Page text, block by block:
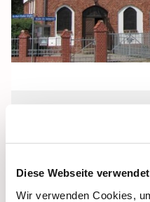
Diese Webseite
Wir verwenden Cookies,
Sonntag, 9.
St. Jakobus,
Fischer-Straße 1,